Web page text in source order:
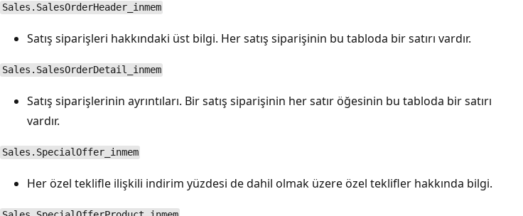
Sales.SalesOrderHeader_inmem
Satış siparişleri hakkındaki üst bilgi. Her satış siparişinin bu tabloda bir satırı vardır.
Sales.SalesOrderDetail_inmem
Satış siparişlerinin ayrıntıları. Bir satış siparişinin her satır öğesinin bu tabloda bir satırı
vardır.
Sales.SpecialOffer_inmem
Her özel teklifle ilişkili indirim yüzdesi de dahil olmak üzere özel teklifler hakkında bilgi.